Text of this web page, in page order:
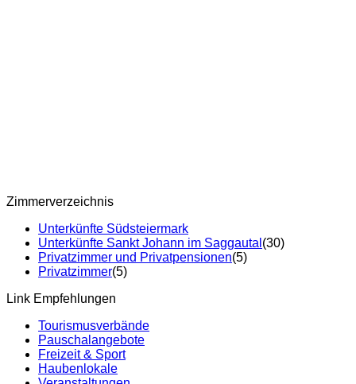
Zimmerverzeichnis
Unterkünfte Südsteiermark
Unterkünfte Sankt Johann im Saggautal (30)
Privatzimmer und Privatpensionen(5)
Privatzimmer(5)
Link Empfehlungen
Tourismusverbände
Pauschalangebote
Freizeit & Sport
Haubenlokale